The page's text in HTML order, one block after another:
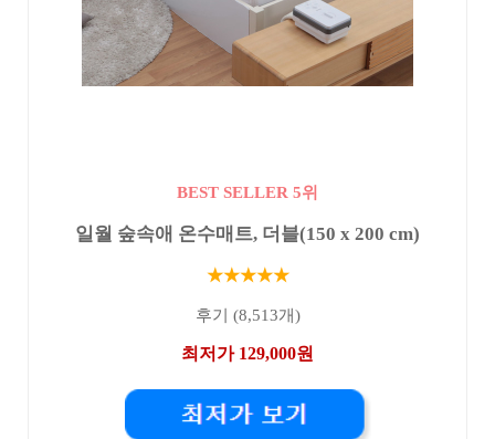
BEST SELLER 5위
일월 숲속애 온수매트, 더블(150 x 200 cm)
★★★★★
후기 (8,513개)
최저가 129,000원